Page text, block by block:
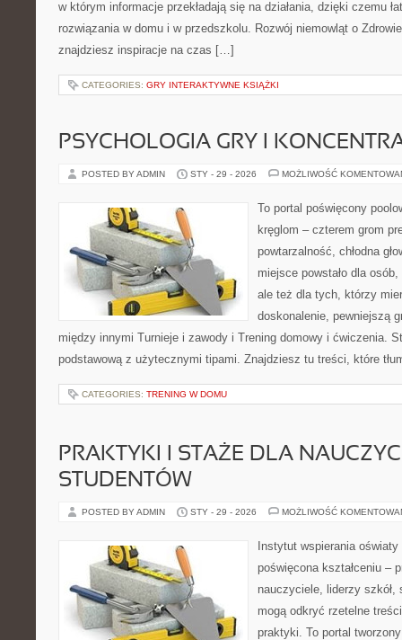
w którym informacje przekładają się na działania, dzięki czemu
rozwiązania w domu i w przedszkolu. Rozwój niemowląt o
znajdziesz inspiracje na czas […]
CATEGORIES: GRY INTERAKTYWNE KSIĄŻKI
PSYCHOLOGIA GRY I
POSTED BY ADMIN STY - 29 - 2026 MOŻLIWOŚĆ
To portal poświęcony
kręglom – czterem grom
powtarzalność, chłodna
miejsce powstało dla
ale też dla tych, którzy
doskonalenie, pewniejszą
między innymi Turnieje i zawody i Trening domowy i ćwiczenia.
podstawową z użytecznymi tipami. Znajdziesz tu treści, które
CATEGORIES: TRENING W DOMU
PRAKTYKI I STAŻE DLA
STUDENTÓW
POSTED BY ADMIN STY - 29 - 2026 MOŻLIWOŚĆ
Instytut wspierania
poświęcona kształceniu –
nauczyciele, liderzy
mogą odkryć rzetelne
praktyki. To portal